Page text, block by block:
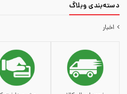
دسته‌‌بندی وبلاگ
اخبار